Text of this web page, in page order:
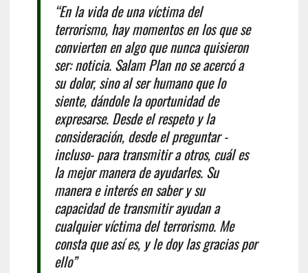
“En la vida de una víctima del
terrorismo, hay momentos en los que se
convierten en algo que nunca quisieron
ser: noticia. Salam Plan no se acercó a
su dolor, sino al ser humano que lo
siente, dándole la oportunidad de
expresarse. Desde el respeto y la
consideración, desde el preguntar -
incluso- para transmitir a otros, cuál es
la mejor manera de ayudarles. Su
manera e interés en saber y su
capacidad de transmitir ayudan a
cualquier víctima del terrorismo. Me
consta que así es, y le doy las gracias por
ello”